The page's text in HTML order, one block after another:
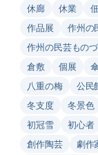
休廊
休業
作品展
作州の
作州の民芸もの
倉敷
個展
八重の梅
公民
冬支度
冬景色
初冠雪
初心者
創作陶芸
劇作